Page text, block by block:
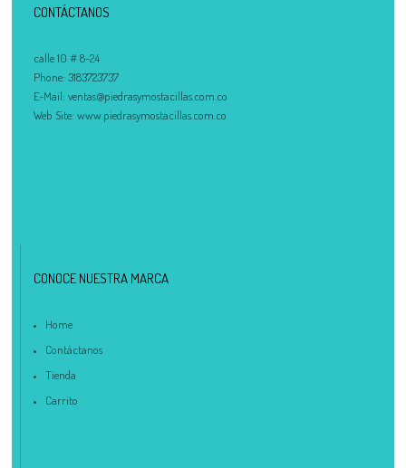
CONTÁCTANOS
calle 10 # 8-24
Phone: 3183723737
E-Mail: ventas@piedrasymostacillas.com.co
Web Site: www.piedrasymostacillas.com.co
CONOCE NUESTRA MARCA
Home
Contáctanos
Tienda
Carrito